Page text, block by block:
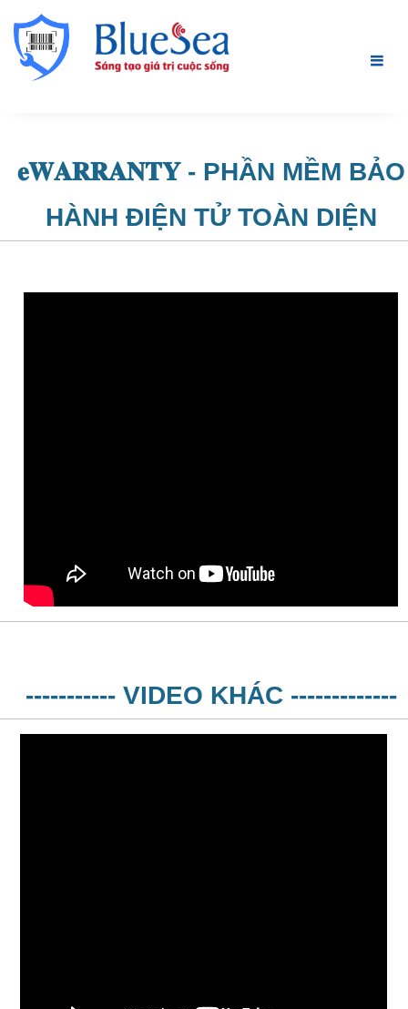
𝐞𝐖𝐀𝐑𝐑𝐀𝐍𝐓𝐘 - PHẦN MỀM BẢO
HÀNH ĐIỆN TỬ TOÀN DIỆN
----------- VIDEO KHÁC -------------